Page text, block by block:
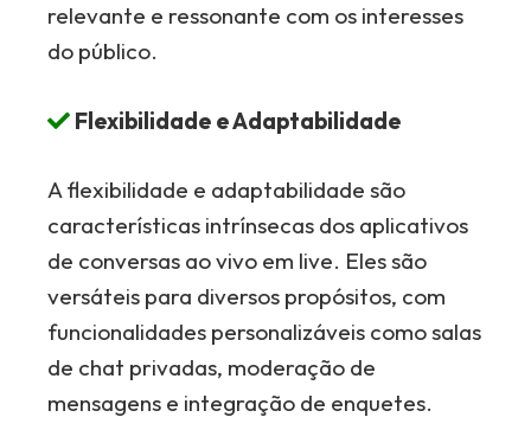
relevante e ressonante com os interesses
do público.
Flexibilidade e Adaptabilidade
A flexibilidade e adaptabilidade são
características intrínsecas dos aplicativos
de conversas ao vivo em live. Eles são
versáteis para diversos propósitos, com
funcionalidades personalizáveis como salas
de chat privadas, moderação de
mensagens e integração de enquetes.